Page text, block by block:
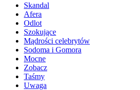
Skandal
Afera
Odlot
Szokujące
Mądrości celebrytów
Sodoma i Gomora
Mocne
Zobacz
Taśmy
Uwaga